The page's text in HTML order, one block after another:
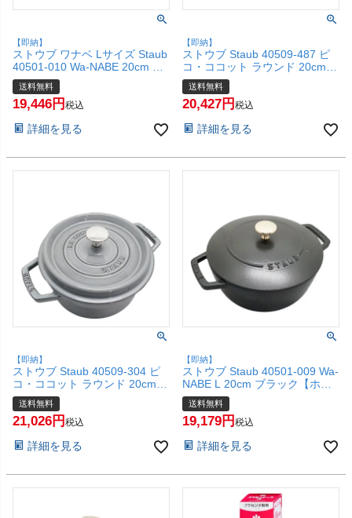
【即納】
ストウブ ワナベ Lサイズ Staub
40501-010 Wa-NABE 20cm グ
レー 日本語説明書付き【炊飯
和食 gohan ホーロー 鍋 調理器
具 ストーブ デ ゴハン
正規品/国内生涯保証書付】【宅
送料無料
19,446 税込
詳細を見る
【即納】
ストウブ Staub 40509-487 ピ
コ・ココット ラウンド 20cm
ブラック【ホーロー鍋 調理器
具】【シリアルNo付国内正規
品/国内生涯保証書付】【宅配便
送料無料
20,427 税込
詳細を見る
【即納】
ストウブ Staub 40509-304 ピ
コ・ココット ラウンド 20cm
グレー【ホーロー鍋 調理器具】
(6049137)【宅配便送料無料】
送料無料
21,026 税込
詳細を見る
【即納】
ストウブ Staub 40501-009 Wa-
NABE L 20cm ブラック【ホー
ロー鍋 調理器具】(6049135)
【宅配便送料無料】
送料無料
19,179 税込
詳細を見る